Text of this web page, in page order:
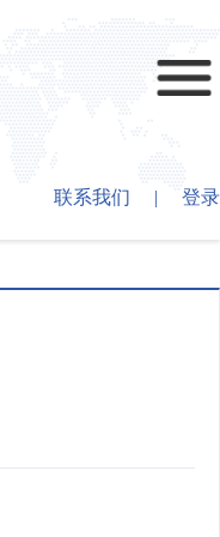
联系我们 | 登录